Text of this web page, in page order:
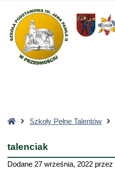
Szkoła
Podstawowa
StronaSzkoły Pełne Talentów
talenciak
Dodane 27 września, 2022 przez